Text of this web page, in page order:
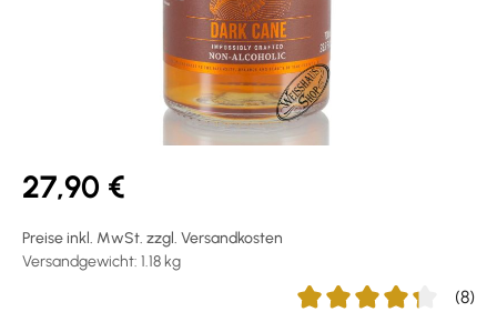
27,90 €
Preise inkl. MwSt. zzgl. Versandkosten
Versandgewicht: 1.18 kg
(8)